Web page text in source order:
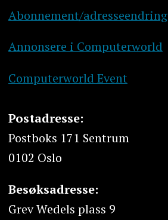
Abonnement/adresseendring
Annonsere i Computerworld
Computerworld Event
Postadresse:
Postboks 171 Sentrum
0102 Oslo
Besøksadresse:
Grev Wedels plass 9